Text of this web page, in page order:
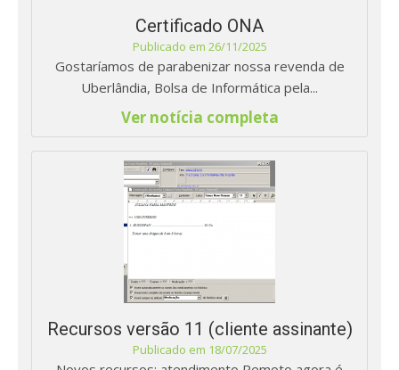
Certificado ONA
Publicado em 26/11/2025
Gostaríamos de parabenizar nossa revenda de
Uberlândia, Bolsa de Informática pela...
Ver notícia completa
Recursos versão 11 (cliente assinante)
Publicado em 18/07/2025